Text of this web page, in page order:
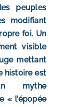
peuples
modifiant
foi. Un
visible
mettant
histoire est
mythe
« l’épopée